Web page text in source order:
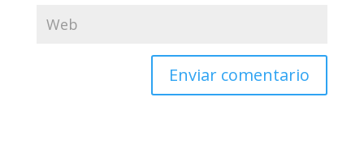
Enviar comentario